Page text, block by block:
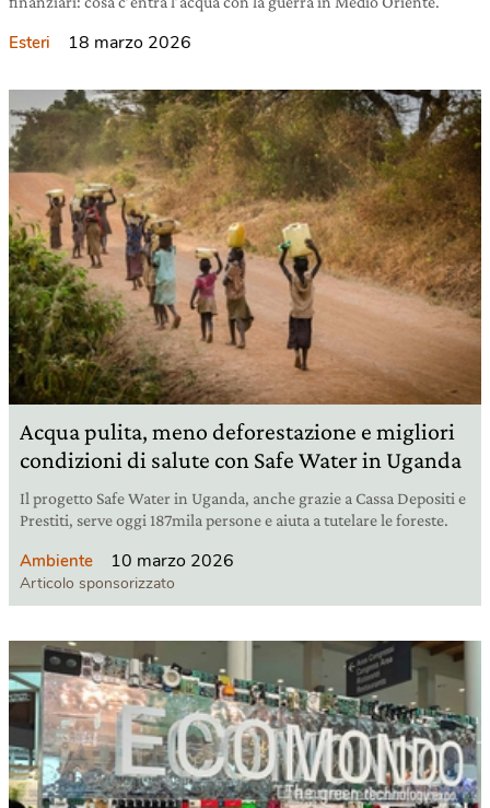
Esteri 18 marzo 2026
Acqua pulita, meno deforestazione e migliori
condizioni di salute con Safe Water in Uganda
Il progetto Safe Water in Uganda, anche grazie a Cassa Depositi e
Prestiti, serve oggi 187mila persone e aiuta a tutelare le foreste.
Ambiente 10 marzo 2026
Articolo sponsorizzato